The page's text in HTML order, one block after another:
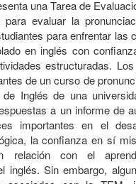
una Tarea de
para evaluar la
para enfrentar las
en inglés con
estructuradas.
de un curso de
de Inglés de una
a un informe de
importantes en el
la confianza en sí
relación con el
inglés. Sin embargo,